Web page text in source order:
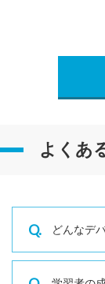
よくあ
Q. どんなデ